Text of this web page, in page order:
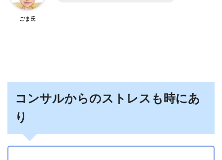
ごま氏
コンサルからのストレスも時にあ
り